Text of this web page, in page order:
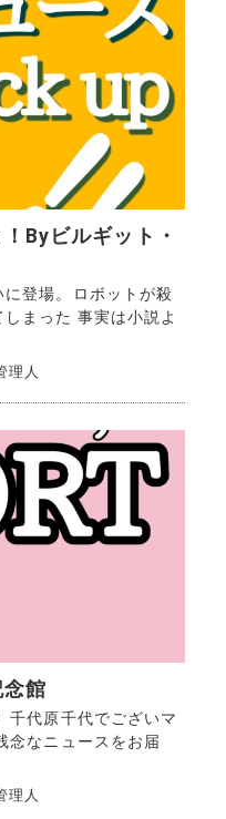
Byビルギット・
登場。ロボットが殺
まった 事実は小説よ
理人
館
千代原千代でございマ
念なニュースをお届
理人